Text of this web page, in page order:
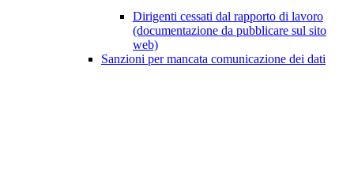
Dirigenti cessati dal rapporto di lavoro
(documentazione da pubblicare sul sito
web)
Sanzioni per mancata comunicazione dei dati